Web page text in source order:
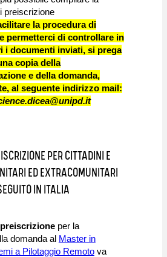
preiscrizione
la procedura di
permetterci di controllare in
i documenti inviati, si prega
copia della
e della domanda,
al seguente indirizzo mail:
PER CITTADINI E
ED EXTRACOMUNITARI
IN ITALIA
per la
domanda al Master in
a Pilotaggio Remotova